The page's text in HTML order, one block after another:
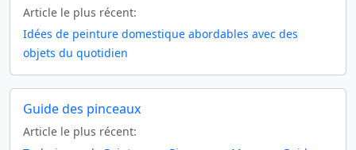
Article le plus récent:
Idées de peinture domestique abordables avec des
objets du quotidien
Guide des pinceaux
Article le plus récent: